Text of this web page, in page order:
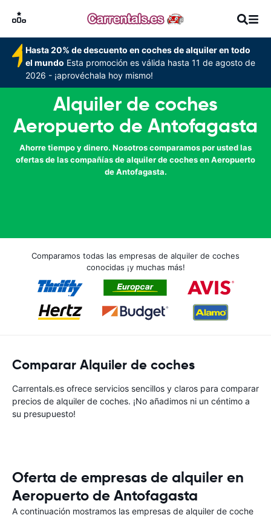
Hasta 20% de descuento en coches de alquiler en todo
el mundo Esta promoción es válida hasta 11 de agosto de
2026 - ¡aprovéchala hoy mismo!
Alquiler de coches
Aeropuerto de Antofagasta
Ahorre tiempo y dinero. Nosotros comparamos por usted las
ofertas de las compañías de alquiler de coches en Aeropuerto
de Antofagasta.
Comparamos todas las empresas de alquiler de coches
conocidas ¡y muchas más!
Comparar Alquiler de coches
Carrentals.es ofrece servicios sencillos y claros para comparar
precios de alquiler de coches. ¡No añadimos ni un céntimo a
su presupuesto!
Oferta de empresas de alquiler en
Aeropuerto de Antofagasta
A continuación mostramos las empresas de alquiler de coche